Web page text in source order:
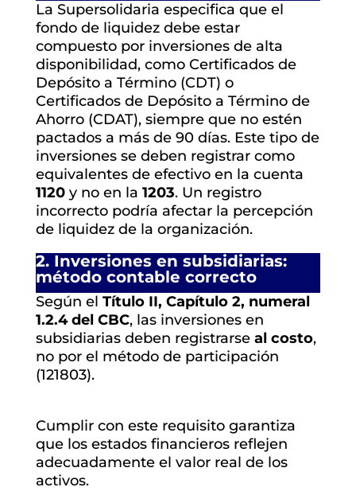
La Supersolidaria especifica que el
fondo de liquidez debe estar
compuesto por inversiones de alta
disponibilidad, como Certificados de
Depósito a Término (CDT) o
Certificados de Depósito a Término de
Ahorro (CDAT), siempre que no estén
pactados a más de 90 días. Este tipo de
inversiones se deben registrar como
equivalentes de efectivo en la cuenta
1120y no en la 1203. Un registro
incorrecto podría afectar la percepción
de liquidez de la organización.
2. Inversiones en subsidiarias:
método contable correcto
Según el Título II, Capítulo 2, numeral
1.2.4 del CBC, las inversiones en
subsidiarias deben registrarse al costo,
no por el método de participación
(121803).
Cumplir con este requisito garantiza
que los estados financieros reflejen
adecuadamente el valor real de los
activos.